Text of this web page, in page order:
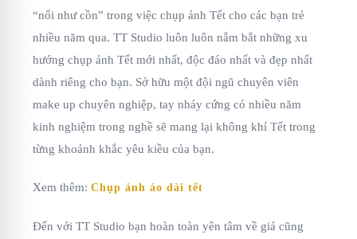
“nổi như cồn” trong việc chụp ảnh Tết cho các bạn trẻ
nhiều năm qua. TT Studio luôn luôn nắm bắt những xu
hướng chụp ảnh Tết mới nhất, độc đáo nhất và đẹp nhất
dành riêng cho bạn. Sở hữu một đội ngũ chuyên viên
make up chuyên nghiệp, tay nháy cứng có nhiều năm
kinh nghiệm trong nghề sẽ mang lại không khí Tết trong
từng khoảnh khắc yêu kiều của bạn.
Xem thêm: Chụp ảnh áo dài tết
Đến với TT Studio bạn hoàn toàn yên tâm về giá cũng